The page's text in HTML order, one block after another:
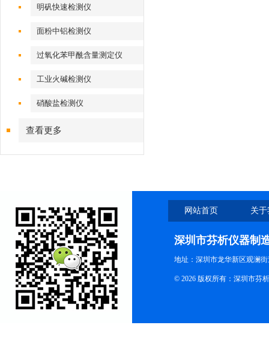
明矾快速检测仪
面粉中铝检测仪
过氧化苯甲酰含量测定仪
工业火碱检测仪
硝酸盐检测仪
查看更多
网站首页 关
深圳市芬析仪器制
地址：深圳市龙华新区观澜
© 2026 版权所有：深圳市芬